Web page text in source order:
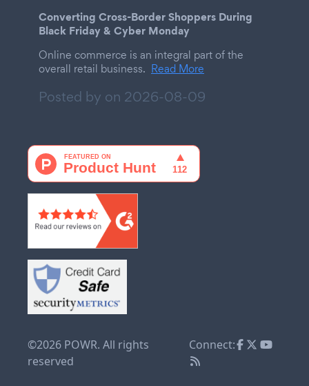
Converting Cross-Border Shoppers During
Black Friday & Cyber Monday
Online commerce is an integral part of the
overall retail business. Read More
Posted by on 2026-08-09
©2026 POWR. All rights
reserved
Connect: